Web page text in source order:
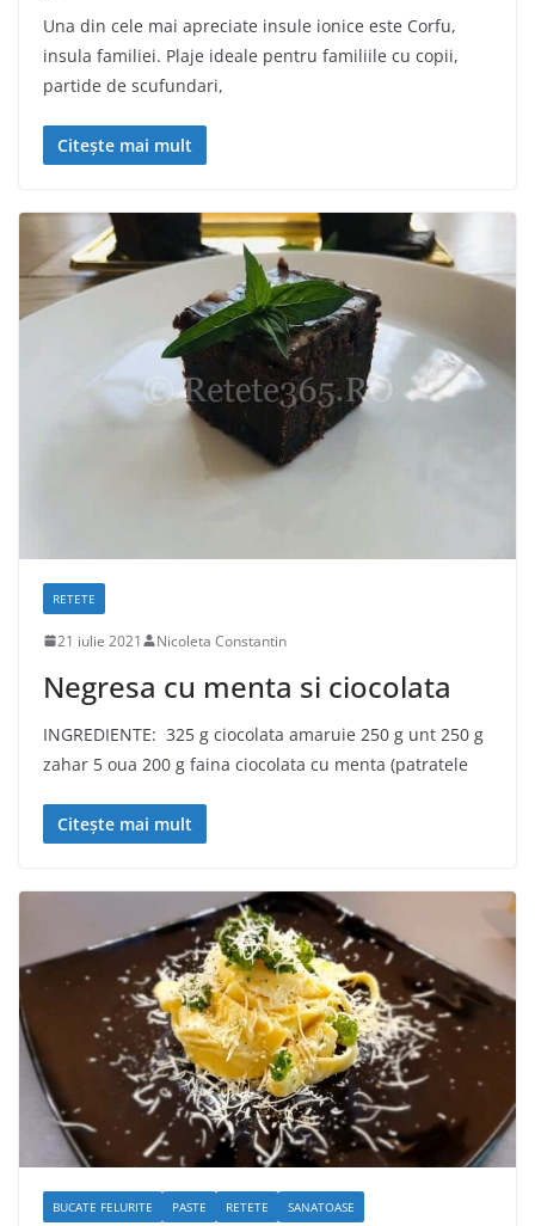
Una din cele mai apreciate insule ionice este Corfu,
insula familiei. Plaje ideale pentru familiile cu copii,
partide de scufundari,
Citește mai mult
RETETE
21 iulie 2021 Nicoleta Constantin
Negresa cu menta si ciocolata
INGREDIENTE: 325 g ciocolata amaruie 250 g unt 250 g
zahar 5 oua 200 g faina ciocolata cu menta (patratele
Citește mai mult
BUCATE FELURITE PASTE RETETE SANATOASE